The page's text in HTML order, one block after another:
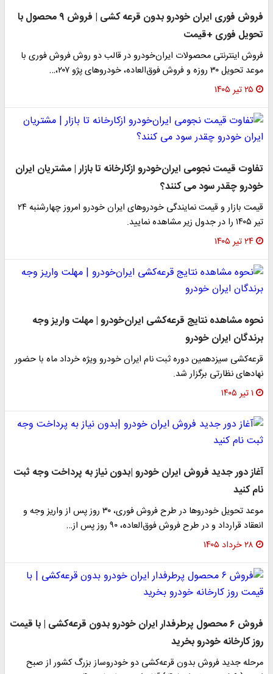
فروش فوری ایران خودرو بدون قرعه کشی | فروش ۹ محصول با
تحویل فوری +قیمت
فروش اینترنتی محصولات ایران‌خودرو در قالب دو روش فروش فوری با
موعد تحویل ۳۰ روزه و فروش فوق‌العاده، خودرو‌های پژو ۲۰۷،…
۲۵ تیر ۱۴۰۵
تفاوت قیمت نجومی ایران‌خودرو ازکارخانه تا بازار | مشتریان ایران
خودرو چقدر سود می کنند؟
قیمت بازار و قیمت نمایندگی خودروهای ایران خودرو امروز چهارشنبه ۲۴
تیر ۱۴۰۵ را در جدول زیر مشاهده نمایید.
۲۴ تیر ۱۴۰۵
نحوه مشاهده نتایج قرعه‌کشی ایران‌خودرو | مهلت واریز وجه
برندگان ایران خودرو
قرعه‌کشی سیزدهمین دوره ثبت نام ایران خودرو ویژه خرداد ماه با حضور
نهاد‌های نظارتی برگزار شد.
۱ تیر ۱۴۰۵
آغاز دور جدید فروش ایران خودرو |بدون نیاز به پرداخت وجه ثبت
نام کنید
موعد تحویل خودروها در طرح فروش فوری، ۳۰ روز پس از واریز وجه و
انعقاد قرارداد و در طرح فروش فوق‌العاده، ۹۰ روز پس از…
۲۸ خرداد ۱۴۰۵
فروش ۶ محصول پرطرفدار ایران خودرو بدون قرعه‌کشی | با قیمت
روز کارخانه خودرو بخرید
مرحله جدید فروش بدون قرعه‌کشی دو خودروساز بزرگ کشور از صبح